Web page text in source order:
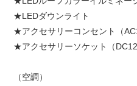
★LEDダウンライト
★アクセサリーコンセント（
★アクセサリーソケット（
（空調）